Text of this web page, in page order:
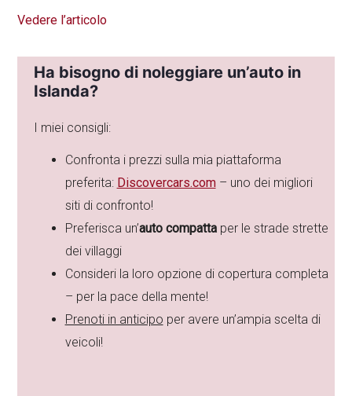
Vedere l’articolo
Ha bisogno di noleggiare un’auto in
Islanda?
I miei consigli:
Confronta i prezzi sulla mia piattaforma
preferita: Discovercars.com – uno dei migliori
siti di confronto!
Preferisca un’auto compattaper le strade strette
dei villaggi
Consideri la loro opzione di copertura completa
– per la pace della mente!
Prenoti in anticipo per avere un’ampia scelta di
veicoli!